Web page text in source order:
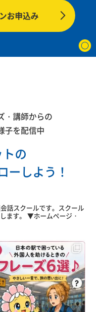
お申込み
・講師からの
子を配信中
の
しよう！
話スクールです。スクール
ます。 ▼ホームページ・